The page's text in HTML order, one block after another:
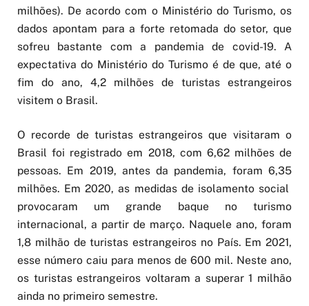
milhões). De acordo com o Ministério do Turismo, os
dados apontam para a forte retomada do setor, que
sofreu bastante com a pandemia de covid-19. A
expectativa do Ministério do Turismo é de que, até o
fim do ano, 4,2 milhões de turistas estrangeiros
visitem o Brasil.
O recorde de turistas estrangeiros que visitaram o
Brasil foi registrado em 2018, com 6,62 milhões de
pessoas. Em 2019, antes da pandemia, foram 6,35
milhões. Em 2020, as medidas de isolamento social
provocaram um grande baque no turismo
internacional, a partir de março. Naquele ano, foram
1,8 milhão de turistas estrangeiros no País. Em 2021,
esse número caiu para menos de 600 mil. Neste ano,
os turistas estrangeiros voltaram a superar 1 milhão
ainda no primeiro semestre.